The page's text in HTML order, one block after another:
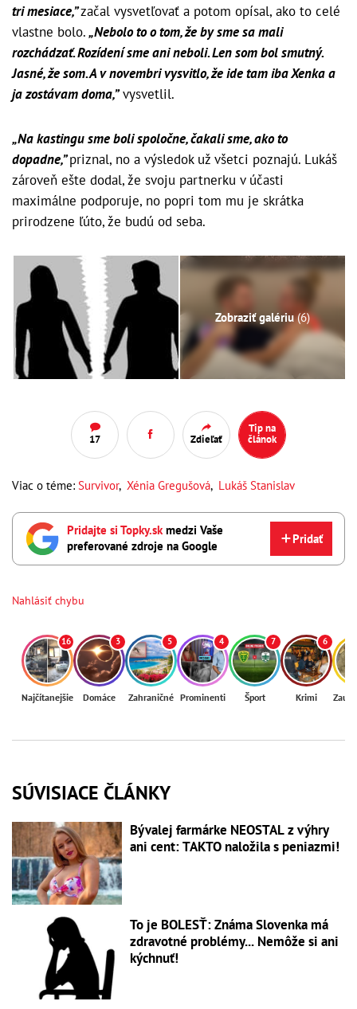
tri mesiace,”začal vysvetľovať a potom opísal, ako to celé
vlastne bolo.„Nebolo to o tom, že by sme sa mali
rozchádzať. Rozídení sme ani neboli. Len som bol smutný.
Jasné, že som. A v novembri vysvitlo, že ide tam iba Xenka a
ja zostávam doma,”vysvetlil.
„Na kastingu sme boli spoločne, čakali sme, ako to
dopadne,”priznal, no a výsledok už všetci poznajú. Lukáš
zároveň ešte dodal, že svoju partnerku v účasti
maximálne podporuje, no popri tom mu je skrátka
prirodzene ľúto, že budú od seba.
Zobraziť galériu(6)
17 Zdieľať
Tip na
článok
Viac o téme: Survivor, Xénia Gregušová, Lukáš Stanislav
Pridajte si Topky.skmedzi Vaše
preferované zdroje na Google
Pridať
Nahlásiť chybu
16
Najčítanejšie
3
Domáce
5
Zahraničné
4
Prominenti
7
Šport
6
Krimi
SÚVISIACE ČLÁNKY
Bývalej farmárke NEOSTAL z výhry
ani cent: TAKTO naložila s peniazmi!
To je BOLESŤ: Známa Slovenka má
zdravotné problémy... Nemôže si ani
kýchnuť!